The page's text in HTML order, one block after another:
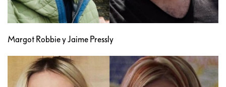
Margot Robbie y Jaime Pressly